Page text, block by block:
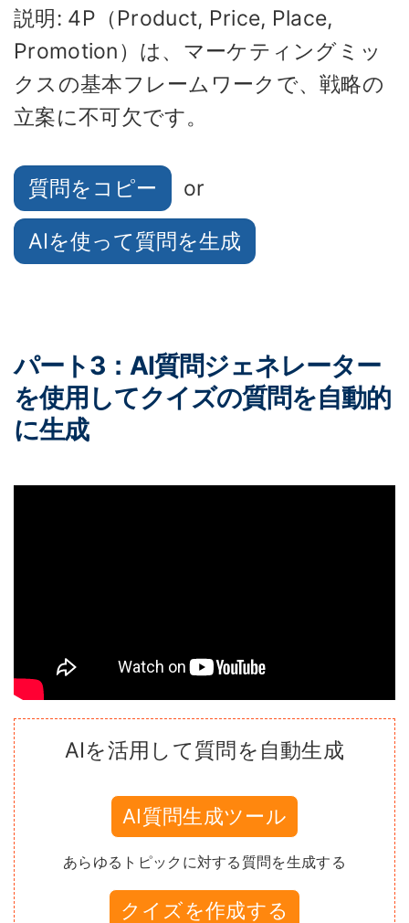
説明: 4P（Product, Price, Place,
Promotion）は、マーケティングミッ
クスの基本フレームワークで、戦略の
立案に不可欠です。
質問をコピー or
AIを使って質問を生成
パート3：AI質問ジェネレーター
を使用してクイズの質問を自動的
に生成
AIを活用して質問を自動生成
AI質問生成ツール
あらゆるトピックに対する質問を生成する
クイズを作成する